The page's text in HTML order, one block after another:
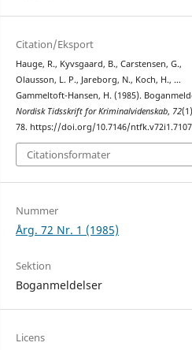
Citation/Eksport
Hauge, R., Kyvsgaard, B., Carstensen, G.,
Olausson, L. P., Jareborg, N., Koch, H., …
Gammeltoft-Hansen, H. (1985).
Nordisk Tidsskrift for Kriminalvidenskab, 72
78. https://doi.org/10.7146/
Citationsformater
Nummer
Årg. 72 Nr. 1 (1985)
Sektion
Boganmeldelser
Licens